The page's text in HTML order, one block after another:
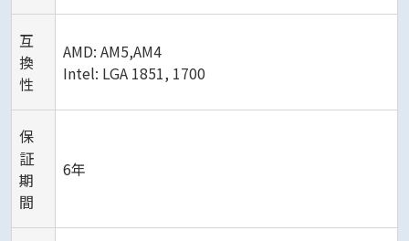
互
換
性
AMD: AM5,AM4
Intel: LGA 1851, 1700
保
証
期
間
6年